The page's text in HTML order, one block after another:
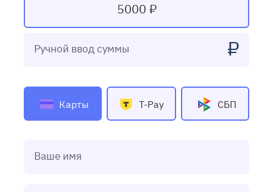
5000 ₽
Ручной ввод суммы ₽
Карты T-Pay СБП
Ваше имя